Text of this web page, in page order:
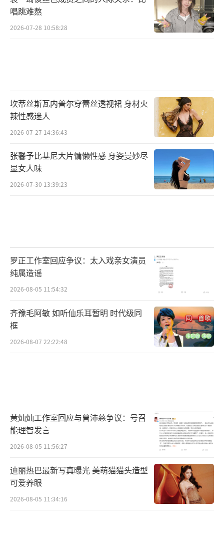
唱跳难熬
2026-07-28 10:58:28
坎蒂丝斯瓦内普尔穿蕾丝透视裙 身材火
辣性感迷人
2026-07-27 14:36:43
张馨予比基尼大片慵懒性感 身姿曼妙尽
显女人味
2026-07-30 13:39:23
罗正工作室回应争议：太入戏亲女演员
纯属造谣
2026-08-05 11:54:32
齐豫毛阿敏 如听仙乐耳暂明 时代级同
框
2026-08-07 22:22:48
黄灿灿工作室回应与曾沛慈争议：号召
能理智发言
2026-08-05 11:56:27
迪丽热巴最新写真曝光 美萌猫猫头造型
可爱养眼
2026-08-05 11:34:16